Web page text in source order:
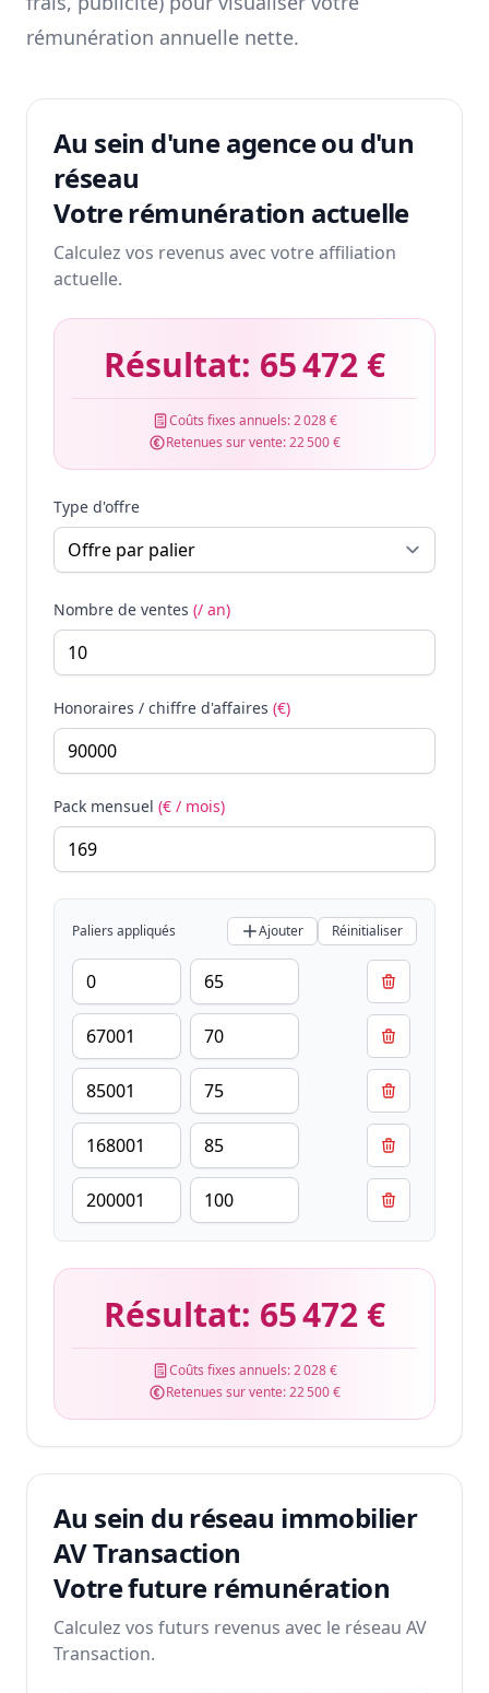
rémunération annuelle nette.
Au sein d'une agence ou d'un
réseau
Votre rémunération actuelle
Calculez vos revenus avec votre affiliation
actuelle.
Résultat: 65 472 €
Coûts fixes annuels:2 028 €
Retenues sur vente:22 500 €
Type d'offre
Nombre de ventes (/ an)
Honoraires / chiffre d'affaires (€)
Pack mensuel (€ / mois)
Paliers appliqués Ajouter Réinitialiser
Résultat: 65 472 €
Coûts fixes annuels:2 028 €
Retenues sur vente:22 500 €
Au sein du réseau immobilier
AV Transaction
Votre future rémunération
Calculez vos futurs revenus avec le réseau AV
Transaction.